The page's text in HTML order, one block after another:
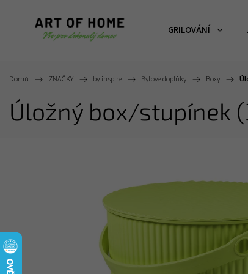
GRILOVÁNÍ
Domů / ZNAČKY / by inspire / Bytové doplňky / Boxy /
Úložný box/stupínek